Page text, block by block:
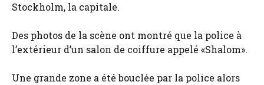
Stockholm, la capitale.
Des photos de la scène ont montré que la police à
l’extérieur d’un salon de coiffure appelé «Shalom».
Une grande zone a été bouclée par la police alors